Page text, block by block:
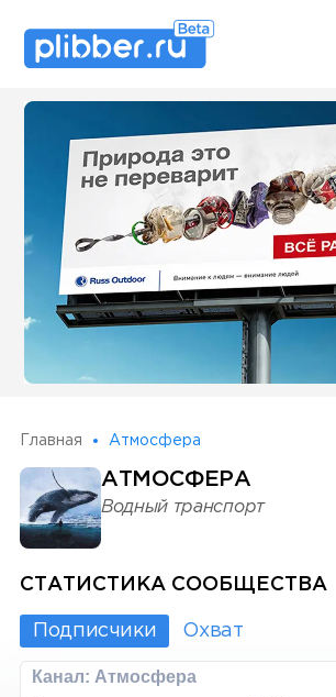
Some SEO Title
Главная Атмосфера
АТМОСФЕРА
Водный транспорт
СТАТИСТИКА СООБЩЕСТВА
Подписчики Охват
Канал: Атмосфера